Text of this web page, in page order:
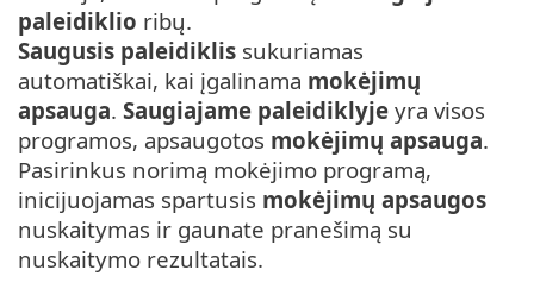
paleidiklio ribų.
Saugusis paleidiklis sukuriamas
automatiškai, kai įgalinama mokėjimų
apsauga. Saugiajame paleidiklyje yra visos
programos, apsaugotos mokėjimų apsauga.
Pasirinkus norimą mokėjimo programą,
inicijuojamas spartusis mokėjimų apsaugos
nuskaitymas ir gaunate pranešimą su
nuskaitymo rezultatais.